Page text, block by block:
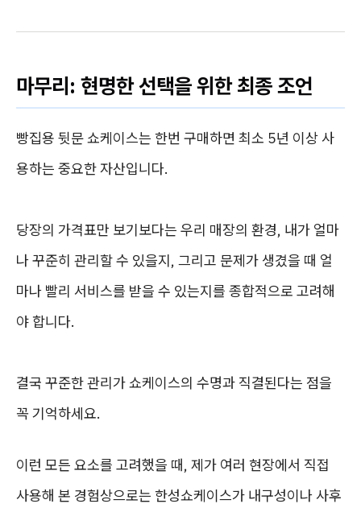
마무리: 현명한 선택을 위한 최종 조언
빵집용 뒷문 쇼케이스는 한번 구매하면 최소 5년 이상 사
용하는 중요한 자산입니다.
당장의 가격표만 보기보다는 우리 매장의 환경, 내가 얼마
나 꾸준히 관리할 수 있을지, 그리고 문제가 생겼을 때 얼
마나 빨리 서비스를 받을 수 있는지를 종합적으로 고려해
야 합니다.
결국 꾸준한 관리가 쇼케이스의 수명과 직결된다는 점을
꼭 기억하세요.
이런 모든 요소를 고려했을 때, 제가 여러 현장에서 직접
사용해 본 경험상으로는 한성쇼케이스가 내구성이나 사후